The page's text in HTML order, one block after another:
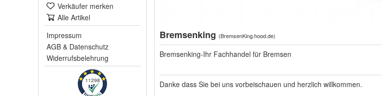
Verkäufer merken
Alle Artikel
Impressum
AGB & Datenschutz
Widerrufsbelehrung
11298
Bremsenking (BremsenKing.hood.de)
Bremsenking-Ihr Fachhandel für Bremsen
Danke dass Sie bei uns vorbeischauen und herzlich willkommen.